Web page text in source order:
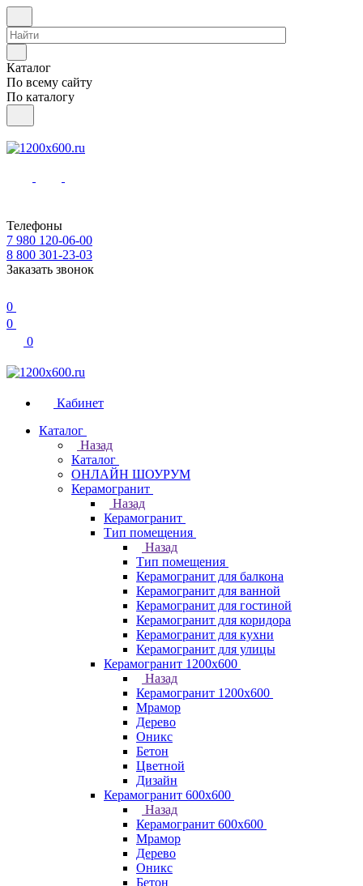
Каталог
По всему сайту
По каталогу
Телефоны
7 980 120-06-00
8 800 301-23-03
Заказать звонок
0
0
0
Кабинет
Каталог
Назад
Каталог
ОНЛАЙН ШОУРУМ
Керамогранит
Назад
Керамогранит
Тип помещения
Назад
Тип помещения
Керамогранит для балкона
Керамогранит для ванной
Керамогранит для гостиной
Керамогранит для коридора
Керамогранит для кухни
Керамогранит для улицы
Керамогранит 1200х600
Назад
Керамогранит 1200х600
Мрамор
Дерево
Оникс
Бетон
Цветной
Дизайн
Керамогранит 600х600
Назад
Керамогранит 600х600
Мрамор
Дерево
Оникс
Бетон